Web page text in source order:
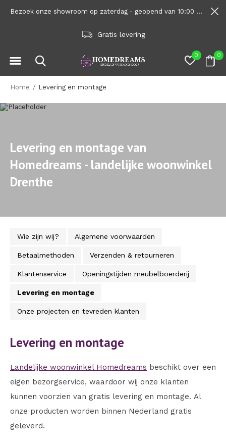
0 0
Gratis levering
Bezoek onze showroom op zaterdag - geopend van 10:00 tot 1600
Home Levering en montage
Levering en montage van
Homedreams - landelijke woonwinkel
Drenthe
Wie zijn wij? Algemene voorwaarden
Betaalmethoden Verzenden & retourneren
Klantenservice Openingstijden meubelboerderij
Levering en montage
Onze projecten en tevreden klanten
Levering en montage
Landelijke woonwinkel Homedreams beschikt over een
eigen bezorgservice, waardoor wij onze klanten
kunnen voorzien van gratis levering en montage. Al
onze producten worden binnen Nederland gratis
geleverd.